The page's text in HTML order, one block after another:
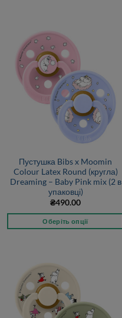
Пустушка Bibs x Moomin
Colour Latex Round (кругла)
Dreaming – Baby Pink mix (2 в
упаковці)
₴490.00
Оберіть опції